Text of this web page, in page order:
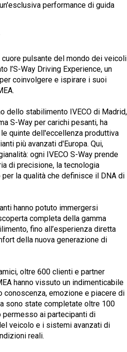
performance di guida
pulsante del mondo dei veicoli
l’S-Way Driving Experience, un
coinvolgere e ispirare i suoi
dello stabilimento IVECO di Madrid,
S-Way per carichi pesanti, ha
quinte dell'eccellenza produttiva
più avanzati d'Europa. Qui,
ogni IVECO S-Way prende
di precisione, la tecnologia
la qualità che definisce il DNA di
hanno potuto immergersi
completa della gamma
fino all’esperienza diretta
della nuova generazione di
oltre 600 clienti e partner
hanno vissuto un indimenticabile
conoscenza, emozione e piacere di
sono state completate oltre 100
permesso ai partecipanti di
veicolo e i sistemi avanzati di
reali.